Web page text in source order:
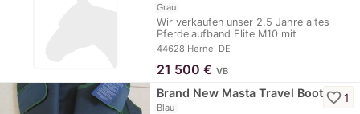
Grau
Wir verkaufen unser 2,5 Jahre altes
Pferdelaufband Elite M10 mit
dynamischem…
44628 Herne, DE
21 500 € VB
Brand New Masta Travel Boots
Blau
favorite_border1